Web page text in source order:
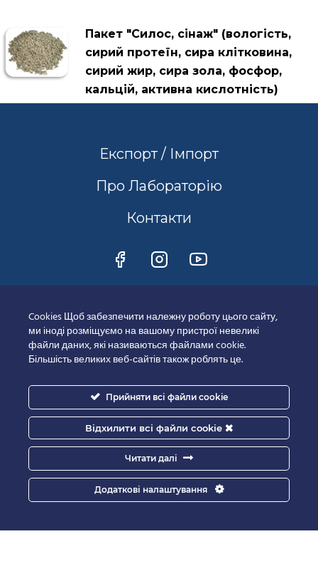
Пакет "Силос, сінаж" (вологість,
сирий протеїн, сира клітковина,
сирий жир, сира зола, фосфор,
кальцій, активна кислотність)
Експорт / Імпорт
Про Лабораторію
Контакти
Документи
Завантажити договір
Політика конфіденційності
Полiтика Cookie
Сертифікати
Cookies Щоб забезпечити належну роботу цього сайту,
ми іноді розміщуємо на вашому пристрої невеликі
файли даних, які називаються файлами cookie.
Більшість великих веб-сайтів також роблять це.
Прийняти всі файли cookie
Відхилити всі файли cookie
Читати далі
Додаткові налаштування